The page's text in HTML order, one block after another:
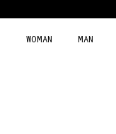
to
WOMAN MAN